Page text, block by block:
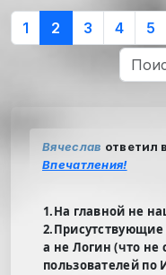
1 2 3 4 5
Вячеслав ответил
Впечатления!
1.На главной не
а не Логин (что не
пользователей